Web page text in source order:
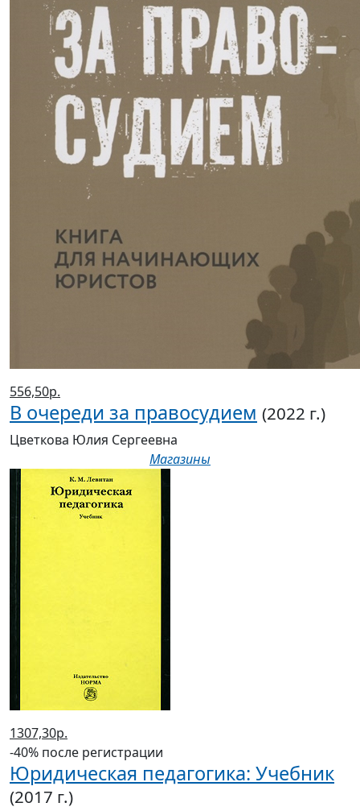
556,50р.
В очереди за правосудием (2022 г.)
Цветкова Юлия Сергеевна
Магазины
1307,30р.
-40% после регистрации
Юридическая педагогика: Учебник
(2017 г.)